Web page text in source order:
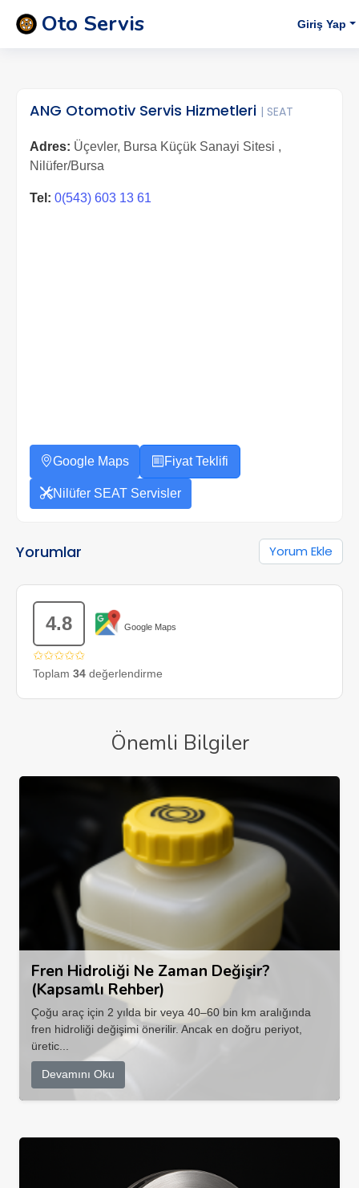
Oto Servis Giriş Yap
ANG Otomotiv Servis Hizmetleri | SEAT
Adres: Üçevler, Bursa Küçük Sanayi Sitesi ,
Nilüfer/Bursa
Tel: 0(543) 603 13 61
Google Maps Fiyat Teklifi
Nilüfer SEAT Servisler
Yorumlar Yorum Ekle
4.8 Google Maps
✩✩✩✩✩
Toplam 34 değerlendirme
Önemli Bilgiler
Fren Hidroliği Ne Zaman Değişir?
(Kapsamlı Rehber)
Çoğu araç için 2 yılda bir veya 40–60 bin km aralığında
fren hidroliği değişimi önerilir. Ancak en doğru periyot,
üretic...
Devamını Oku